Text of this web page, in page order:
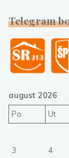
Telegram
august 2026
Po
Ut
3
4